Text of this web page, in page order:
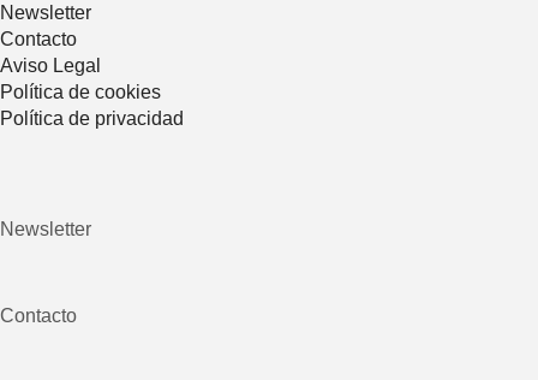
Newsletter
Contacto
Aviso Legal
Política de cookies
Política de privacidad
Newsletter
Contacto